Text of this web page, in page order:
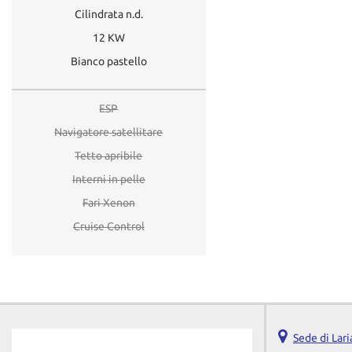
Cilindrata n.d.
12 KW
Bianco pastello
ESP
Navigatore satellitare
Tetto apribile
Interni in pelle
Fari Xenon
Cruise Control
Sede di